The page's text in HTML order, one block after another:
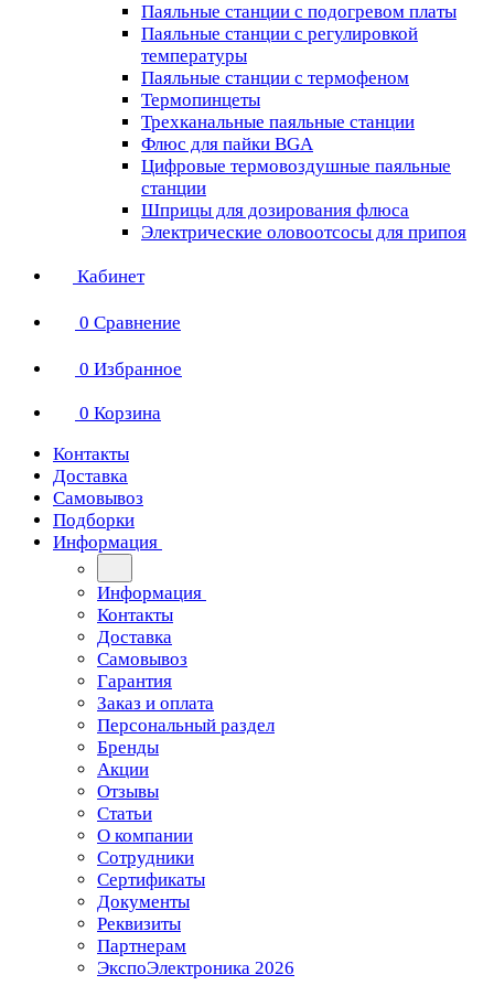
Паяльные станции с подогревом платы
Паяльные станции с регулировкой
температуры
Паяльные станции с термофеном
Термопинцеты
Трехканальные паяльные станции
Флюс для пайки BGA
Цифровые термовоздушные паяльные
станции
Шприцы для дозирования флюса
Электрические оловоотсосы для припоя
Кабинет
0 Сравнение
0 Избранное
0 Корзина
Контакты
Доставка
Самовывоз
Подборки
Информация
Информация
Контакты
Доставка
Самовывоз
Гарантия
Заказ и оплата
Персональный раздел
Бренды
Акции
Отзывы
Статьи
О компании
Сотрудники
Сертификаты
Документы
Реквизиты
Партнерам
ЭкспоЭлектроника 2026